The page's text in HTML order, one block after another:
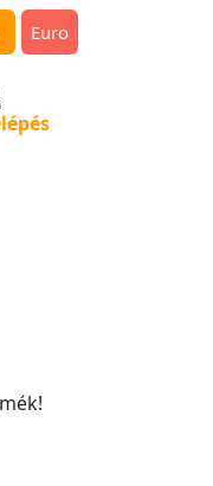
Euro